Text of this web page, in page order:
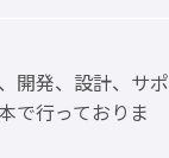
開発、設計、サポ
で行っておりま